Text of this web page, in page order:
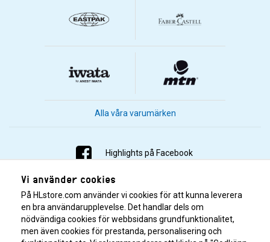
Alla våra varumärken
Highlights på Facebook
Highlights på Instagram
Highlights på Youtube
Highlights på Tiktok
Vi använder cookies
På HLstore.com använder vi cookies för att kunna leverera
en bra användarupplevelse. Det handlar dels om
nödvändiga cookies för webbsidans grundfunktionalitet,
men även cookies för prestanda, personalisering och